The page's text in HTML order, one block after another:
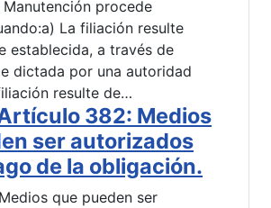
procede
La filiación resulte
establecida, a través de
dictada por una autoridad
resulte de…
382: Medios
ser autorizados
de la obligación.
que pueden ser